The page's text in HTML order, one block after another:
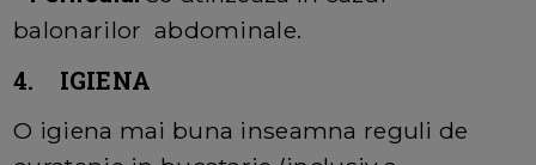
balonarilor abdominale.
4. IGIENA
O igiena mai buna inseamna reguli de